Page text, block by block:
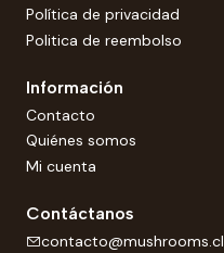
Política de privacidad
Politica de reembolso
Información
Contacto
Quiénes somos
Mi cuenta
Contáctanos
contacto@mushrooms.cl